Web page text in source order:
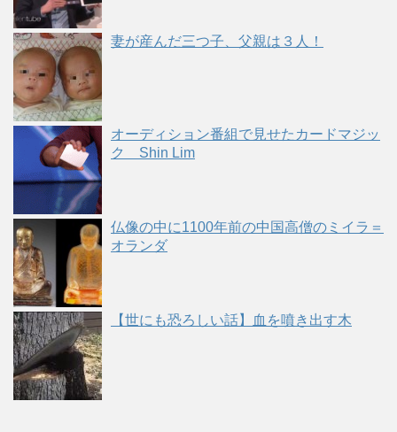
妻が産んだ三つ子、父親は３人！
オーディション番組で見せたカードマジッ
ク Shin Lim
仏像の中に1100年前の中国高僧のミイラ＝
オランダ
【世にも恐ろしい話】血を噴き出す木